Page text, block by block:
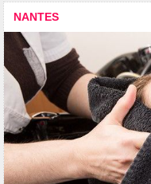
NANTES